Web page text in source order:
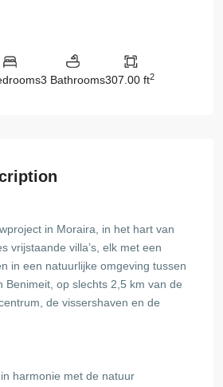
3 Bathrooms307.00 ft2
in Moraira, in het hart van
vrijstaande villa’s, elk met een
in een natuurlijke omgeving tussen
Benimeit, op slechts 2,5 km van de
de vissershaven en de
harmonie met de natuur